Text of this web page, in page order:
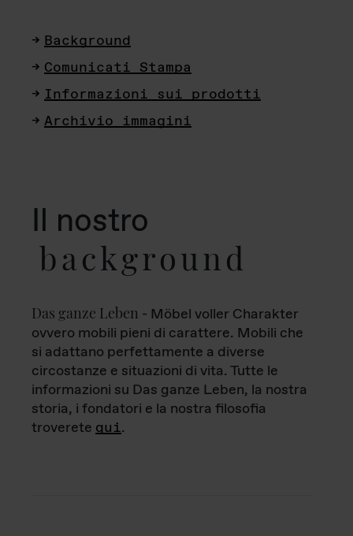
Background
Comunicati Stampa
Informazioni sui prodotti
Archivio immagini
Il nostro
background
Das ganze Leben - Möbel voller Charakter
ovvero mobili pieni di carattere. Mobili che
si adattano perfettamente a diverse
circostanze e situazioni di vita. Tutte le
informazioni su Das ganze Leben, la nostra
storia, i fondatori e la nostra filosofia
troverete qui.